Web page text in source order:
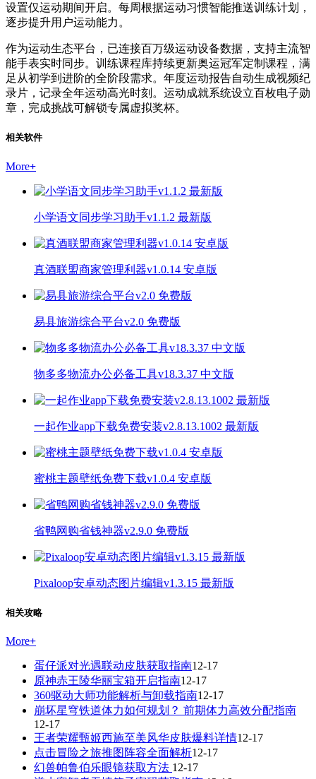
设置仅运动期间开启。每周根据运动习惯智能推送训练计划，
逐步提升用户运动能力。
作为运动生态平台，已连接百万级运动设备数据，支持主流智
能手表实时同步。训练课程库持续更新奥运冠军定制课程，满
足从初学到进阶的全阶段需求。年度运动报告自动生成视频纪
录片，记录全年运动高光时刻。运动成就系统设立百枚电子勋
章，完成挑战可解锁专属虚拟奖杯。
相关软件
More+
小学语文同步学习助手v1.1.2 最新版
真酒联盟商家管理利器v1.0.14 安卓版
易县旅游综合平台v2.0 免费版
物多多物流办公必备工具v18.3.37 中文版
一起作业app下载免费安装v2.8.13.1002 最新版
蜜桃主题壁纸免费下载v1.0.4 安卓版
省鸭网购省钱神器v2.9.0 免费版
Pixaloop安卓动态图片编辑v1.3.15 最新版
相关攻略
More+
蛋仔派对光遇联动皮肤获取指南12-17
原神赤王陵华丽宝箱开启指南12-17
360驱动大师功能解析与卸载指南12-17
崩坏星穹铁道体力如何规划？ 前期体力高效分配指南
12-17
王者荣耀甄姬西施至美风华皮肤爆料详情12-17
点击冒险之旅推图阵容全面解析12-17
幻兽帕鲁伯乐眼镜获取方法 12-17